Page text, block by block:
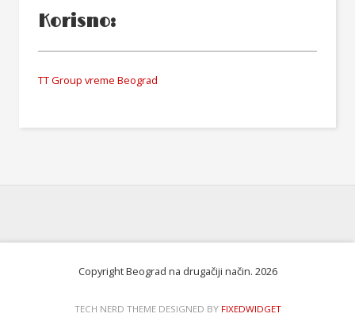
Korisno:
TT Group vreme Beograd
Copyright Beograd na drugačiji način. 2026
TECH NERD THEME DESIGNED BY FIXEDWIDGET